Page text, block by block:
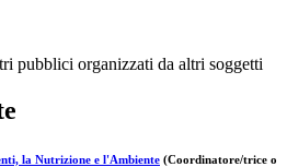
pubblici organizzati da altri soggetti
la Nutrizione e l'Ambiente (Coordinatore/trice o